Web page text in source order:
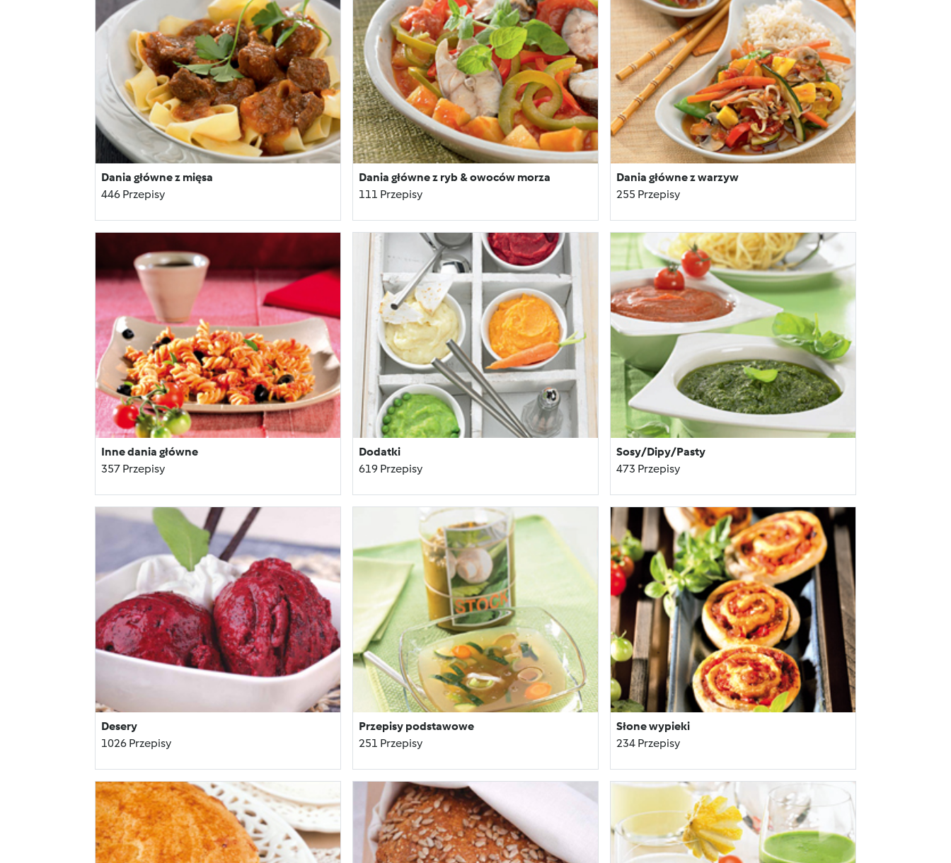
Dania główne z mięsa
446 Przepisy
Dania główne z ryb & owoców morza
111 Przepisy
Dania główne z warzyw
255 Przepisy
Inne dania główne
357 Przepisy
Dodatki
619 Przepisy
Sosy/Dipy/Pasty
473 Przepisy
Desery
1026 Przepisy
Przepisy podstawowe
251 Przepisy
Słone wypieki
234 Przepisy